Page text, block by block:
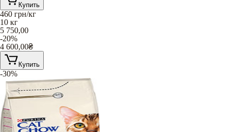
Купить
460 грн/кг
10 кг
5 750,00
-20%
4 600,00₴
Купить
-30%